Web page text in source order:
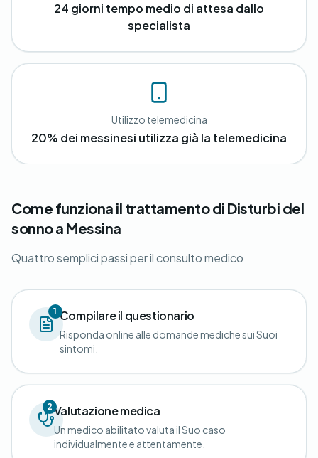
24 giorni tempo medio di attesa dallo
specialista
Utilizzo telemedicina
20% dei messinesi utilizza già la telemedicina
Come funziona il trattamento di Disturbi del
sonno a Messina
Quattro semplici passi per il consulto medico
1 Compilare il questionario
Risponda online alle domande mediche sui Suoi
sintomi.
2Valutazione medica
Un medico abilitato valuta il Suo caso
individualmente e attentamente.